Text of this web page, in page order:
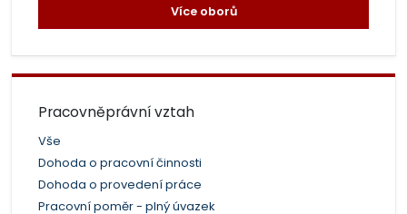
Více oborů
Pracovněprávní vztah
Vše
Dohoda o pracovní činnosti
Dohoda o provedení práce
Pracovní poměr - plný úvazek